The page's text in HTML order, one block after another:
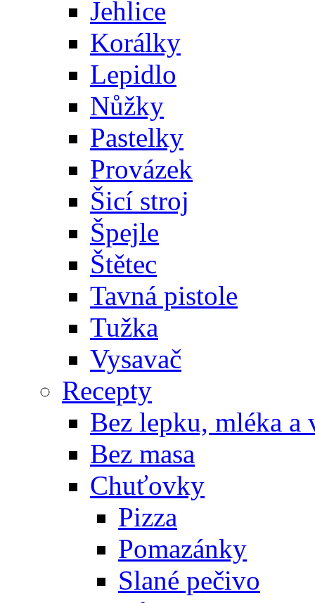
Jehlice
Korálky
Lepidlo
Nůžky
Pastelky
Provázek
Šicí stroj
Špejle
Štětec
Tavná pistole
Tužka
Vysavač
Recepty
Bez lepku, mléka a
Bez masa
Chuťovky
Pizza
Pomazánky
Slané pečivo